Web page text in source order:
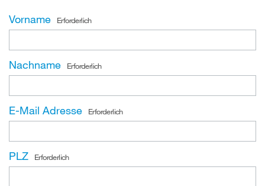
Vorname Erforderlich
Nachname Erforderlich
E-Mail Adresse Erforderlich
PLZ Erforderlich